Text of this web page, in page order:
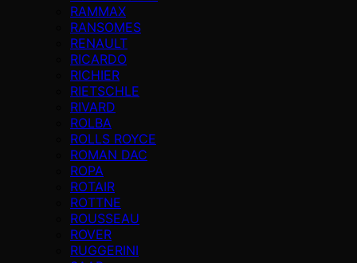
RAMMAX
RANSOMES
RENAULT
RICARDO
RICHIER
RIETSCHLE
RIVARD
ROLBA
ROLLS ROYCE
ROMAN DAC
ROPA
ROTAIR
ROTTNE
ROUSSEAU
ROVER
RUGGERINI